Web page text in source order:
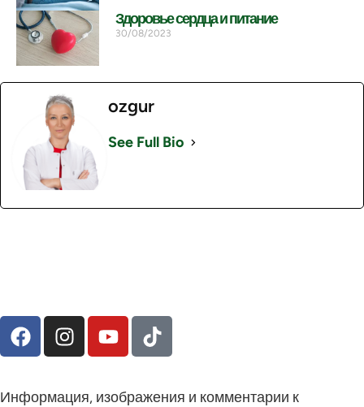
Здоровье сердца и питание
30/08/2023
ozgur
See Full Bio
Информация, изображения и комментарии к